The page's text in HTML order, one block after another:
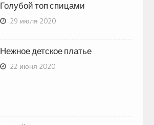
Голубой топ спицами
29 июля 2020
Нежное детское платье
22 июня 2020